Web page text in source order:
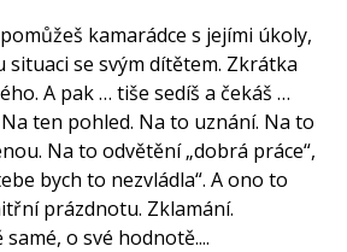
kamarádce s jejími úkoly,
situaci se svým dítětem. Zkrátka
A pak … tiše sedíš a čekáš …
ten pohled. Na to uznání. Na to
Na to odvětění „dobrá práce“,
bych to nezvládla“. A ono to
prázdnotu. Zklamání.
o své hodnotě....